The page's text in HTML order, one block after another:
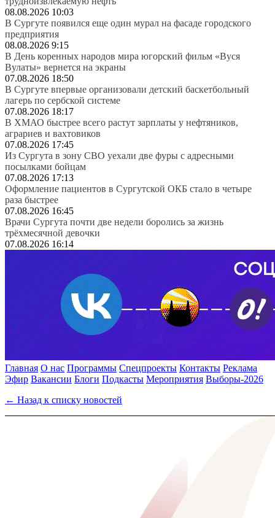
08.08.2026 10:03
В Сургуте появился еще один мурал на фасаде городского
предприятия
08.08.2026 9:15
В День коренных народов мира югорский фильм «Вуся
Вулаты» вернется на экраны
07.08.2026 18:50
В Сургуте впервые организовали детский баскетбольный
лагерь по сербской системе
07.08.2026 18:17
В ХМАО быстрее всего растут зарплаты у нефтяников,
аграриев и вахтовиков
07.08.2026 17:45
Из Сургута в зону СВО уехали две фуры с адресными
посылками бойцам
07.08.2026 17:13
Оформление пациентов в Сургутской ОКБ стало в четыре
раза быстрее
07.08.2026 16:45
Врачи Сургута почти две недели боролись за жизнь
трёхмесячной девочки
07.08.2026 16:14
Главная О нас Программы Спецпроекты Контакты Реклама
Эфир Вакансии Блоги Подкасты Мероприятия Выборы-2026
← Назад к списку новостей